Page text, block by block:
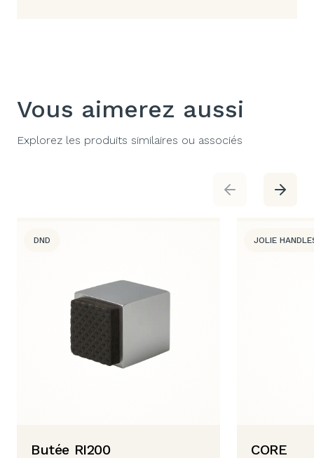
Vous aimerez aussi
Explorez les produits similaires ou associés
DND
Butée RI200
JOLIE
CORE